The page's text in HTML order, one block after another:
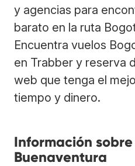
y agencias para
barato en la ruta
Encuentra vuelos
en Trabber y reserva
web que tenga el
tiempo y dinero.
Información
Buenaventura